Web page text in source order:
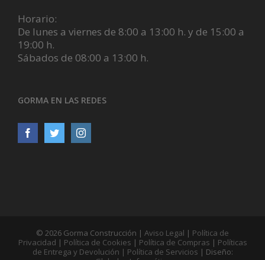
Horario:
De lunes a viernes de 8:00 a 13:00 h. y de 15:00 a
19:00 h.
Sábados de 08:00 a 13:00 h.
GORMA EN LAS REDES
© 2026 Gorma Construcción | Aviso Legal | Política de
Privacidad | Política de Cookies | Política de Compras | Políticas
de Entrega y Devolución | Política de Servicios | Diseño: